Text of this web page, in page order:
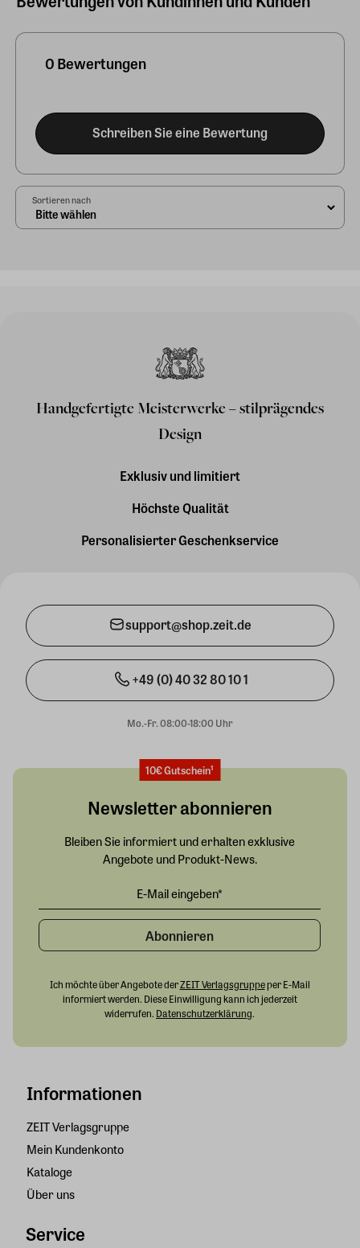
0 Bewertungen
Schreiben Sie eine Bewertung
Sortieren nach
Handgefertigte Meisterwerke – stilprägendes
Design
Exklusiv und limitiert
Höchste Qualität
Personalisierter Geschenkservice
support@shop.zeit.de
+49 (0) 40 32 80 10 1
Mo.-Fr. 08:00-18:00 Uhr
Informationen
ZEIT Verlagsgruppe
Mein Kundenkonto
Kataloge
Über uns
Service
10€ Gutschein¹
Newsletter abonnieren
Bleiben Sie informiert und erhalten exklusive
Angebote und Produkt-News.
Abonnieren
Ich möchte über Angebote derZEIT Verlagsgruppeper E-Mail
informiert werden. Diese Einwilligung kann ich jederzeit
widerrufen. Datenschutzerklärung.